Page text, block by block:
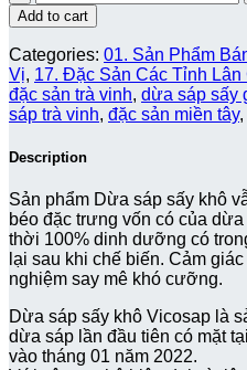
Add to cart
Categories: 01. Sản Phẩm
Vị, 17. Đặc Sản Các Tỉnh Lân
đặc sản trà vinh, dừa sáp sấy
sáp trà vinh, đặc sản miền tây,
Description
Sản phẩm Dừa sáp sấy khô
béo đặc trưng vốn có của
thời 100% dinh dưỡng có
lại sau khi chế biến. Cảm
nghiệm say mê khó cưỡng.
Dừa sáp sấy khô Vicosap là
dừa sáp lần đầu tiên có mặt
vào tháng 01 năm 2022.